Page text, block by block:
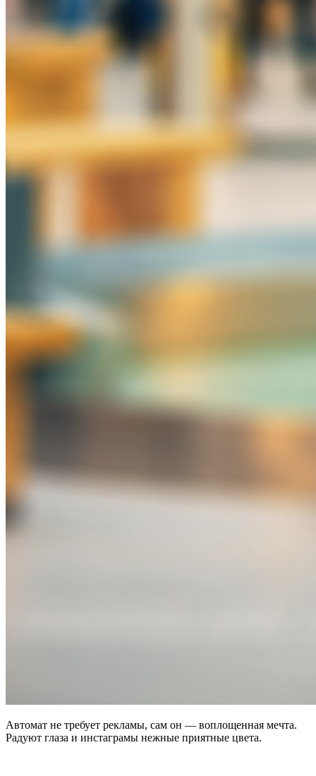
Автомат не требует рекламы, сам он — воплощенная мечта.
Радуют глаза и инстаграмы нежные приятные цвета.